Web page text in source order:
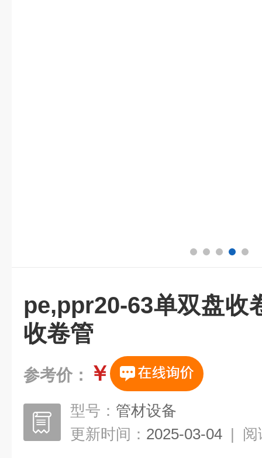
pe,ppr20-63单双盘收
收卷管
参考价： ￥
型号： 管材设备
更新时间： 2025-03-04 | 阅